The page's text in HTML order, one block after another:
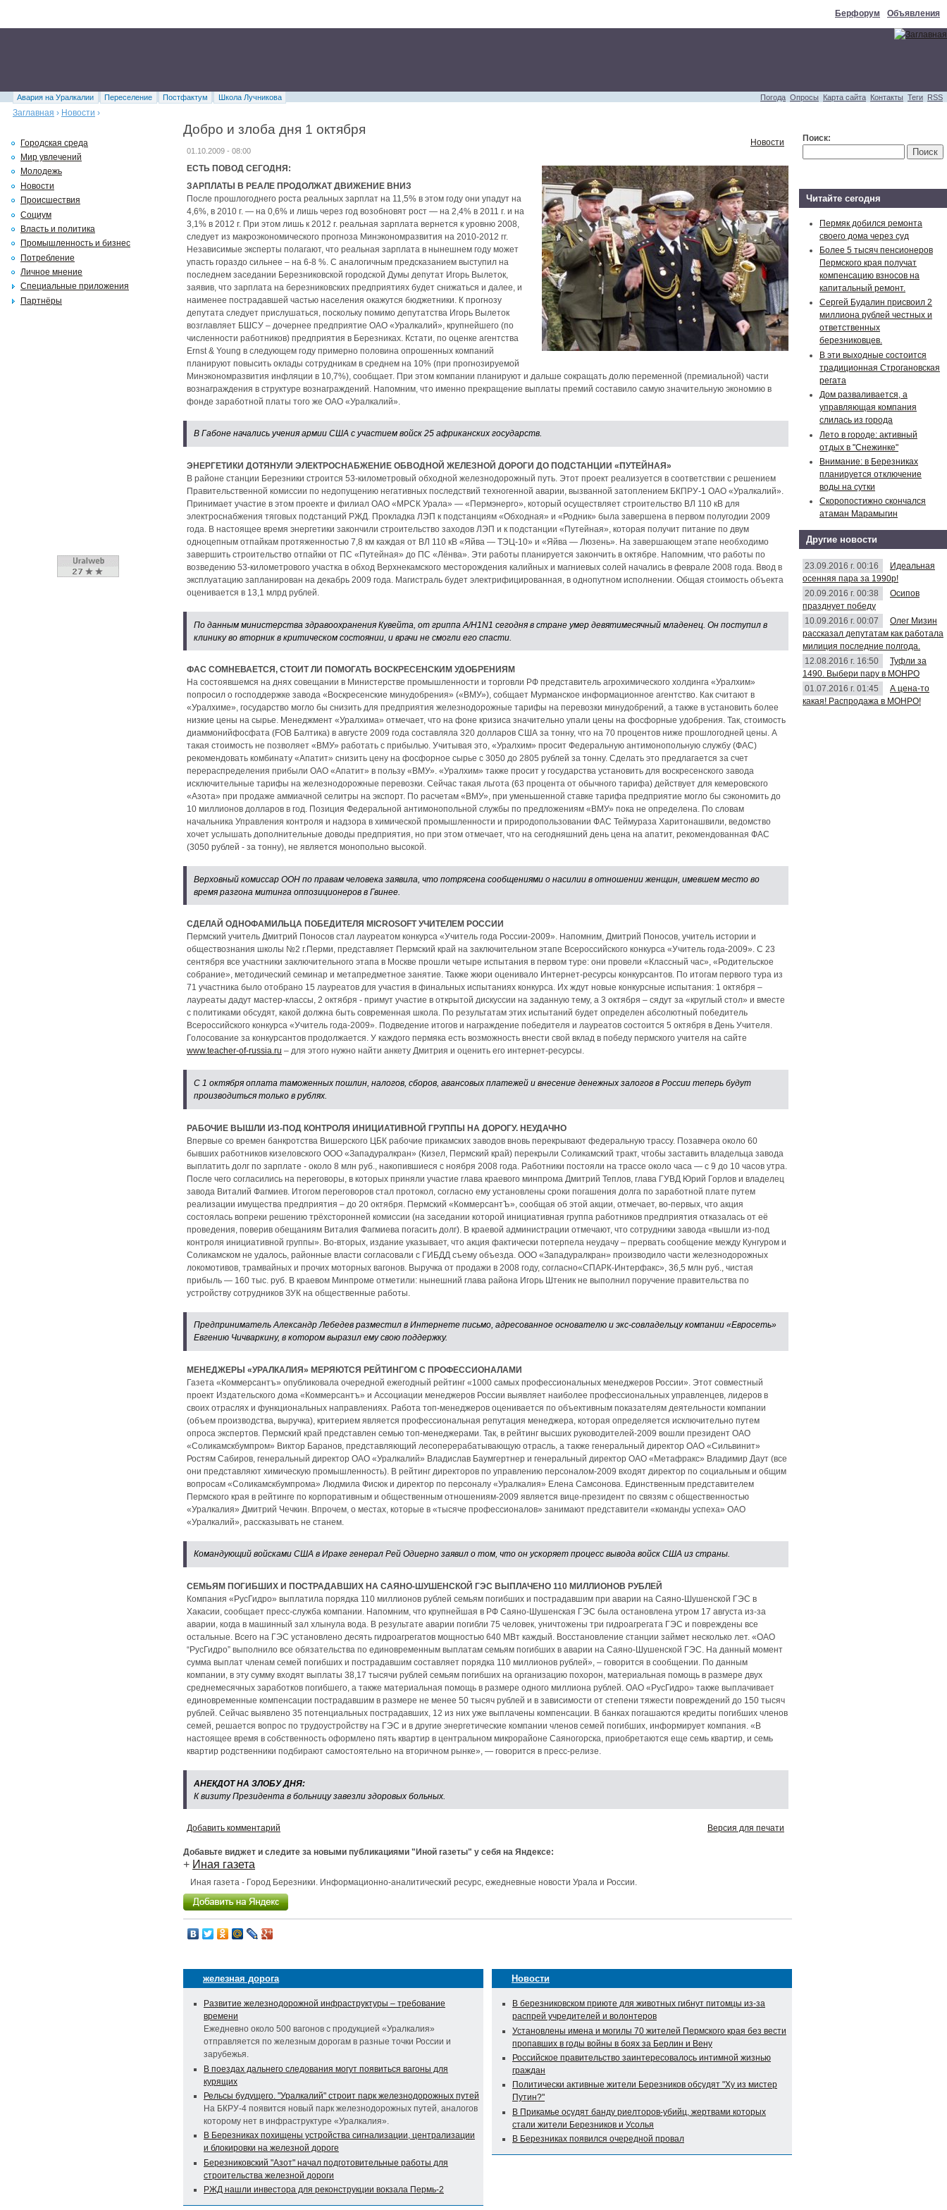
Берфорум Объявления
Погода Опросы Карта сайта Контакты Теги RSS
Авария на Уралкалии Переселение Постфактум
Школа Лучникова
Заглавная › Новости ›
Добро и злоба дня 1 октября
Новости
01.10.2009 - 08:00
ЕСТЬ ПОВОД СЕГОДНЯ:
ЗАРПЛАТЫ В РЕАЛЕ ПРОДОЛЖАТ ДВИЖЕНИЕ ВНИЗ
После прошлогоднего роста реальных зарплат на 11,5% в этом году они упадут на
4,6%, в 2010 г. — на 0,6% и лишь через год возобновят рост — на 2,4% в 2011 г. и на
3,1% в 2012 г. При этом лишь к 2012 г. реальная зарплата вернется к уровню 2008,
следует из макроэкономического прогноза Минэкономразвития на 2010-2012 гг.
Независимые эксперты полагают, что реальная зарплата в нынешнем году может
упасть гораздо сильнее – на 6-8 %. С аналогичным предсказанием выступил на
последнем заседании Березниковской городской Думы депутат Игорь Вылеток,
заявив, что зарплата на березниковских предприятиях будет снижаться и далее, и
наименее пострадавшей частью населения окажутся бюджетники. К прогнозу
депутата следует прислушаться, поскольку помимо депутатства Игорь Вылеток
возглавляет БШСУ – дочернее предприятие ОАО «Уралкалий», крупнейшего (по
численности работников) предприятия в Березниках. Кстати, по оценке агентства
Ernst & Young в следующем году примерно половина опрошенных компаний
планируют повысить оклады сотрудникам в среднем на 10% (при прогнозируемой
Минэкономразвития инфляции в 10,7%), сообщает. При этом компании планируют и дальше сокращать долю переменной (премиальной) части
вознаграждения в структуре вознаграждений. Напомним, что именно прекращение выплаты премий составило самую значительную экономию в
фонде заработной платы того же ОАО «Уралкалий».
В Габоне начались учения армии США с участием войск 25 африканских государств.
ЭНЕРГЕТИКИ ДОТЯНУЛИ ЭЛЕКТРОСНАБЖЕНИЕ ОБВОДНОЙ ЖЕЛЕЗНОЙ ДОРОГИ ДО ПОДСТАНЦИИ «ПУТЕЙНАЯ»
В районе станции Березники строится 53-километровый обходной железнодорожный путь. Этот проект реализуется в соответствии с решением
Правительственной комиссии по недопущению негативных последствий техногенной аварии, вызванной затоплением БКПРУ-1 ОАО «Уралкалий».
Принимает участие в этом проекте и филиал ОАО «МРСК Урала» — «Пермэнерго», который осуществляет строительство ВЛ 110 кВ для
электроснабжения тяговых подстанций РЖД. Прокладка ЛЭП к подстанциям «Обходная» и «Родник» была завершена в первом полугодии 2009
года. В настоящее время энергетики закончили строительство заходов ЛЭП и к подстанции «Путейная», которая получит питание по двум
одноцепным отпайкам протяженностью 7,8 км каждая от ВЛ 110 кВ «Яйва — ТЭЦ-10» и «Яйва — Люзень». На завершающем этапе необходимо
завершить строительство отпайки от ПС «Путейная» до ПС «Лёнва». Эти работы планируется закончить в октябре. Напомним, что работы по
возведению 53-километрового участка в обход Верхнекамского месторождения калийных и магниевых солей начались в феврале 2008 года. Ввод в
эксплуатацию запланирован на декабрь 2009 года. Магистраль будет электрифицированная, в однопутном исполнении. Общая стоимость объекта
оценивается в 13,1 млрд рублей.
По данным министерства здравоохранения Кувейта, от гриппа A/H1N1 сегодня в стране умер девятимесячный младенец. Он поступил в
клинику во вторник в критическом состоянии, и врачи не смогли его спасти.
ФАС СОМНЕВАЕТСЯ, СТОИТ ЛИ ПОМОГАТЬ ВОСКРЕСЕНСКИМ УДОБРЕНИЯМ
На состоявшемся на днях совещании в Министерстве промышленности и торговли РФ представитель агрохимического холдинга «Уралхим»
попросил о господдержке завода «Воскресенские минудобрения» («ВМУ»), собщает Мурманское информационное агентство. Как считают в
«Уралхиме», государство могло бы снизить для предприятия железнодорожные тарифы на перевозки минудобрений, а также в установить более
низкие цены на сырье. Менеджмент «Уралхима» отмечает, что на фоне кризиса значительно упали цены на фосфорные удобрения. Так, стоимость
диаммонийфосфата (FOB Балтика) в августе 2009 года составляла 320 долларов США за тонну, что на 70 процентов ниже прошлогодней цены. А
такая стоимость не позволяет «ВМУ» работать с прибылью. Учитывая это, «Уралхим» просит Федеральную антимонопольную службу (ФАС)
рекомендовать комбинату «Апатит» снизить цену на фосфорное сырье с 3050 до 2805 рублей за тонну. Сделать это предлагается за счет
перераспределения прибыли ОАО «Апатит» в пользу «ВМУ». «Уралхим» также просит у государства установить для воскресенского завода
исключительные тарифы на железнодорожные перевозки. Сейчас такая льгота (63 процента от обычного тарифа) действует для кемеровского
«Азота» при продаже аммиачной селитры на экспорт. По расчетам «ВМУ», при уменьшенной ставке тарифа предприятие могло бы сэкономить до
10 миллионов долларов в год. Позиция Федеральной антимонопольной службы по предложениям «ВМУ» пока не определена. По словам
начальника Управления контроля и надзора в химической промышленности и природопользовании ФАС Теймураза Харитонашвили, ведомство
хочет услышать дополнительные доводы предприятия, но при этом отмечает, что на сегодняшний день цена на апатит, рекомендованная ФАС
(3050 рублей - за тонну), не является монопольно высокой.
Верховный комиссар ООН по правам человека заявила, что потрясена сообщениями о насилии в отношении женщин, имевшем место во
время разгона митинга оппозиционеров в Гвинее.
СДЕЛАЙ ОДНОФАМИЛЬЦА ПОБЕДИТЕЛЯ MICROSOFT УЧИТЕЛЕМ РОССИИ
Пермский учитель Дмитрий Поносов стал лауреатом конкурса «Учитель года России-2009». Напомним, Дмитрий Поносов, учитель истории и
обществознания школы №2 г.Перми, представляет Пермский край на заключительном этапе Всероссийского конкурса «Учитель года-2009». С 23
сентября все участники заключительного этапа в Москве прошли четыре испытания в первом туре: они провели «Классный час», «Родительское
собрание», методический семинар и метапредметное занятие. Также жюри оценивало Интернет-ресурсы конкурсантов. По итогам первого тура из
71 участника было отобрано 15 лауреатов для участия в финальных испытаниях конкурса. Их ждут новые конкурсные испытания: 1 октября –
лауреаты дадут мастер-классы, 2 октября - примут участие в открытой дискуссии на заданную тему, а 3 октября – сядут за «круглый стол» и вместе
с политиками обсудят, какой должна быть современная школа. По результатам этих испытаний будет определен абсолютный победитель
Всероссийского конкурса «Учитель года-2009». Подведение итогов и награждение победителя и лауреатов состоится 5 октября в День Учителя.
Голосование за конкурсантов продолжается. У каждого пермяка есть возможность внести свой вклад в победу пермского учителя на сайте
www.teacher-of-russia.ru – для этого нужно найти анкету Дмитрия и оценить его интернет-ресурсы.
С 1 октября оплата таможенных пошлин, налогов, сборов, авансовых платежей и внесение денежных залогов в России теперь будут
производиться только в рублях.
РАБОЧИЕ ВЫШЛИ ИЗ-ПОД КОНТРОЛЯ ИНИЦИАТИВНОЙ ГРУППЫ НА ДОРОГУ. НЕУДАЧНО
Впервые со времен банкротства Вишерского ЦБК рабочие прикамских заводов вновь перекрывают федеральную трассу. Позавчера около 60
бывших работников кизеловского ООО «Западуралкран» (Кизел, Пермский край) перекрыли Соликамский тракт, чтобы заставить владельца завода
выплатить долг по зарплате - около 8 млн руб., накопившиеся с ноября 2008 года. Работники постояли на трассе около часа — с 9 до 10 часов утра.
После чего согласились на переговоры, в которых приняли участие глава краевого минпрома Дмитрий Теплов, глава ГУВД Юрий Горлов и владелец
завода Виталий Фагмиев. Итогом переговоров стал протокол, согласно ему установлены сроки погашения долга по заработной плате путем
реализации имущества предприятия – до 20 октября. Пермский «КоммерсантЪ», сообщая об этой акции, отмечает, во-первых, что акция
состоялась вопреки решению трёхсторонней комиссии (на заседании которой инициативная группа работников предприятия отказалась от её
проведения, поверив обещаниям Виталия Фагмиева погасить долг). В краевой администрации отмечают, что сотрудники завода «вышли из-под
контроля инициативной группы». Во-вторых, издание указывает, что акция фактически потерпела неудачу – прервать сообщение между Кунгуром и
Соликамском не удалось, районные власти согласовали с ГИБДД съему объезда. ООО «Западуралкран» производило части железнодорожных
локомотивов, трамвайных и прочих моторных вагонов. Выручка от продажи в 2008 году, согласно«СПАРК-Интерфакс», 36,5 млн руб., чистая
прибыль — 160 тыс. руб. В краевом Минпроме отметили: нынешний глава района Игорь Штеник не выполнил поручение правительства по
устройству сотрудников ЗУК на общественные работы.
Предприниматель Александр Лебедев разместил в Интернете письмо, адресованное основателю и экс-совладельцу компании «Евросеть»
Евгению Чичваркину, в котором выразил ему свою поддержку.
МЕНЕДЖЕРЫ «УРАЛКАЛИЯ» МЕРЯЮТСЯ РЕЙТИНГОМ С ПРОФЕССИОНАЛАМИ
Газета «Коммерсантъ» опубликовала очередной ежегодный рейтинг «1000 самых профессиональных менеджеров России». Этот совместный
проект Издательского дома «Коммерсантъ» и Ассоциации менеджеров России выявляет наиболее профессиональных управленцев, лидеров в
своих отраслях и функциональных направлениях. Работа топ-менеджеров оценивается по объективным показателям деятельности компании
(объем производства, выручка), критерием является профессиональная репутация менеджера, которая определяется исключительно путем
опроса экспертов. Пермский край представлен семью топ-менеджерами. Так, в рейтинг высших руководителей-2009 вошли президент ОАО
«Соликамскбумпром» Виктор Баранов, представляющий лесоперерабатывающую отрасль, а также генеральный директор ОАО «Сильвинит»
Ростям Сабиров, генеральный директор ОАО «Уралкалий» Владислав Баумгертнер и генеральный директор ОАО «Метафракс» Владимир Даут (все
они представляют химическую промышленность). В рейтинг директоров по управлению персоналом-2009 входят директор по социальным и общим
вопросам «Соликамскбумпрома» Людмила Фисюк и директор по персоналу «Уралкалия» Елена Самсонова. Единственным представителем
Пермского края в рейтинге по корпоративным и общественным отношениям-2009 является вице-президент по связям с общественностью
«Уралкалия» Дмитрий Чечкин. Впрочем, о местах, которые в «тысяче профессионалов» занимают представители «команды успеха» ОАО
«Уралкалий», рассказывать не станем.
Командующий войсками США в Ираке генерал Рей Одиерно заявил о том, что он ускоряет процесс вывода войск США из страны.
СЕМЬЯМ ПОГИБШИХ И ПОСТРАДАВШИХ НА САЯНО-ШУШЕНСКОЙ ГЭС ВЫПЛАЧЕНО 110 МИЛЛИОНОВ РУБЛЕЙ
Компания «РусГидро» выплатила порядка 110 миллионов рублей семьям погибших и пострадавшим при аварии на Саяно-Шушенской ГЭС в
Хакасии, сообщает пресс-служба компании. Напомним, что крупнейшая в РФ Саяно-Шушенская ГЭС была остановлена утром 17 августа из-за
аварии, когда в машинный зал хлынула вода. В результате аварии погибли 75 человек, уничтожены три гидроагрегата ГЭС и повреждены все
остальные. Всего на ГЭС установлено десять гидроагрегатов мощностью 640 МВт каждый. Восстановление станции займет несколько лет. «ОАО
“РусГидро” выполнило все обязательства по единовременным выплатам семьям погибших в аварии на Саяно-Шушенской ГЭС. На данный момент
сумма выплат членам семей погибших и пострадавшим составляет порядка 110 миллионов рублей», – говорится в сообщении. По данным
компании, в эту сумму входят выплаты 38,17 тысячи рублей семьям погибших на организацию похорон, материальная помощь в размере двух
среднемесячных заработков погибшего, а также материальная помощь в размере одного миллиона рублей. ОАО «РусГидро» также выплачивает
единовременные компенсации пострадавшим в размере не менее 50 тысяч рублей и в зависимости от степени тяжести повреждений до 150 тысяч
рублей. Сейчас выявлено 35 потенциальных пострадавших, 12 из них уже выплачены компенсации. В банках погашаются кредиты погибших членов
семей, решается вопрос по трудоустройству на ГЭС и в другие энергетические компании членов семей погибших, информирует компания. «В
настоящее время в собственность оформлено пять квартир в центральном микрорайоне Саяногорска, приобретаются еще семь квартир, и семь
квартир родственники подбирают самостоятельно на вторичном рынке», — говорится в пресс-релизе.
АНЕКДОТ НА ЗЛОБУ ДНЯ:
К визиту Президента в больницу завезли здоровых больных.
Добавить комментарий Версия для печати
Добавьте виджет и следите за новыми публикациями "Иной газеты" у себя на Яндексе:
+ Иная газета
Иная газета - Город Березники. Информационно-аналитический ресурс, ежедневные новости Урала и России.
железная дорога
Развитие железнодорожной инфраструктуры – требование
времени
Ежедневно около 500 вагонов с продукцией «Уралкалия»
отправляется по железным дорогам в разные точки России и
зарубежья.
В поездах дальнего следования могут появиться вагоны для
курящих
Рельсы будущего. "Уралкалий" строит парк железнодорожных путей
На БКРУ-4 появится новый парк железнодорожных путей, аналогов
которому нет в инфраструктуре «Уралкалия».
В Березниках похищены устройства сигнализации, централизации
и блокировки на железной дороге
Березниковский "Азот" начал подготовительные работы для
строительства железной дороги
РЖД нашли инвестора для реконструкции вокзала Пермь-2
Новости
В березниковском приюте для животных гибнут питомцы из-за
распрей учредителей и волонтеров
Установлены имена и могилы 70 жителей Пермского края без вести
пропавших в годы войны в боях за Берлин и Вену
Российское правительство заинтересовалось интимной жизнью
граждан
Политически активные жители Березников обсудят "Ху из мистер
Путин?"
В Прикамье осудят банду риелторов-убийц, жертвами которых
стали жители Березников и Усолья
В Березниках появился очередной провал
Городская среда
Мир увлечений
Молодежь
Новости
Происшествия
Социум
Власть и политика
Промышленность и бизнес
Потребление
Личное мнение
Специальные приложения
Партнёры
Поиск:
Читайте сегодня
Пермяк добился ремонта
своего дома через суд
Более 5 тысяч пенсионеров
Пермского края получат
компенсацию взносов на
капитальный ремонт.
Сергей Будалин присвоил 2
миллиона рублей честных и
ответственных
березниковцев.
В эти выходные состоится
традиционная Строгановская
регата
Дом разваливается, а
управляющая компания
слилась из города
Лето в городе: активный
отдых в "Снежинке"
Внимание: в Березниках
планируется отключение
воды на сутки
Скоропостижно скончался
атаман Марамыгин
Другие новости
23.09.2016 г. 00:16
Идеальная
осенняя пара за 1990р!
20.09.2016 г. 00:38
Осипов
празднует победу
10.09.2016 г. 00:07
Олег Мизин
рассказал депутатам как работала
милиция последние полгода.
12.08.2016 г. 16:50
Туфли за
1490. Выбери пару в МОНРО
01.07.2016 г. 01:45
А цена-то
какая! Распродажа в МОНРО!